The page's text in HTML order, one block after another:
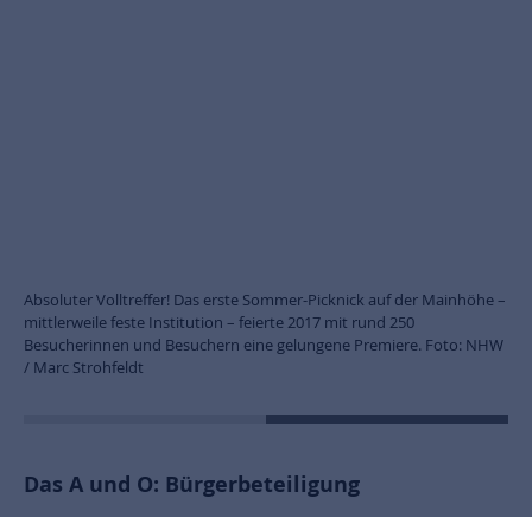
Absoluter Volltreffer! Das erste Sommer-Picknick auf der Mainhöhe –
mittlerweile feste Institution – feierte 2017 mit rund 250
Besucherinnen und Besuchern eine gelungene Premiere. Foto: NHW
/ Marc Strohfeldt
Das A und O: Bürgerbeteiligung